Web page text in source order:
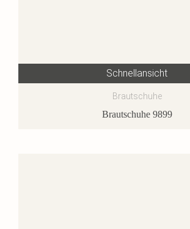
Schnellansicht
Brautschuhe
Brautschuhe 9899